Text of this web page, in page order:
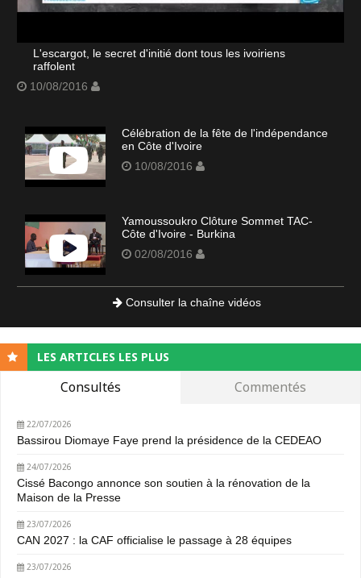
L'escargot, le secret d'initié dont tous les ivoiriens
raffolent
10/08/2016
Célébration de la fête de l'indépendance
en Côte d'Ivoire
10/08/2016
Yamoussoukro Clôture Sommet TAC-
Côte d'Ivoire - Burkina
02/08/2016
Consulter la chaîne vidéos
LES ARTICLES LES PLUS
Consultés Commentés
22/07/2026
Bassirou Diomaye Faye prend la présidence de la CEDEAO
24/07/2026
Cissé Bacongo annonce son soutien à la rénovation de la
Maison de la Presse
23/07/2026
CAN 2027 : la CAF officialise le passage à 28 équipes
23/07/2026